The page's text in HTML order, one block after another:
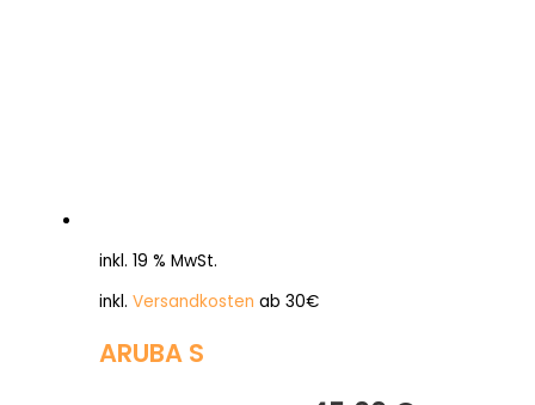
inkl. 19 % MwSt.
inkl. Versandkosten ab 30€
ARUBA S